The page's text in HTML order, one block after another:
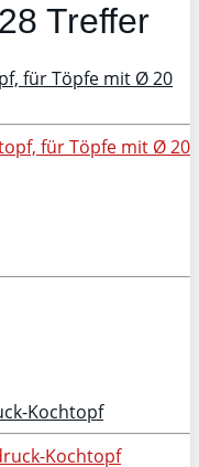
28 Treffer
für Töpfe mit Ø 20
Kochtopf